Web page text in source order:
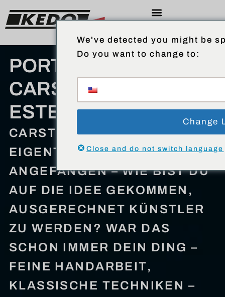
PORTRAIT:
CARSTEN
ESTERMANN
CARSTEN, WIE HAT
EIGENTLICH ALLES BEI DIR
ANGEFANGEN – WIE BIST DU
AUF DIE IDEE GEKOMMEN,
AUSGERECHNET KÜNSTLER
ZU WERDEN? WAR DAS
SCHON IMMER DEIN DING –
FEINE HANDARBEIT,
KLASSISCHE TECHNIKEN –
We've detected you might be
Do you want to change to:
Change
Close and do not switch language